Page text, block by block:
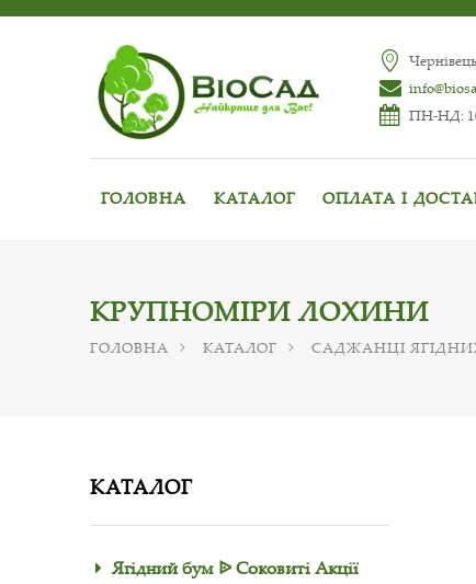
ПН-НД:
ГОЛОВНА КАТАЛОГ ОПЛАТА І
КРУПНОМІРИ ЛОХИНИ
ГОЛОВНА КАТАЛОГ САДЖАНЦІ
КАТАЛОГ
Ягідний бум ᐉ Соковиті Акції